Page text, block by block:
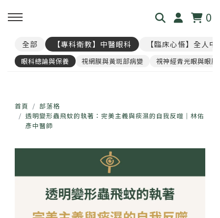
0
回主選單
我是林佑彥
醫道與哲學
回主選單
👁️ 共感・視覺模擬館
📝 羅盤・身心體質解碼
📊 天地人．養生儀表板
🛤️ 覺察．醫道沙盤
回主選單
🧘 光流導引．雲端禪房
🪞 映照．眼周經絡導引
回主選單
看見現象．衛教文章
中醫眼科・全人治療
💊 透視用藥．中西藥典
醫案經驗．臨床心法
回主選單
尋找祥峻
預約諮詢
全部 【專科衛教】中醫眼科 【臨床心悟】全人中
眼科總論與保養 視網膜與黃斑部病變 視神經青光眼與眼壓
首頁
部落格
透明變形蟲飛蚊的執著：完美主義與痰濕的自我反噬｜林佑
彥中醫師